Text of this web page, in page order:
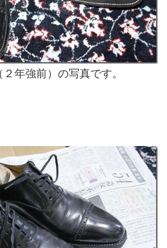
年強前）の写真です。